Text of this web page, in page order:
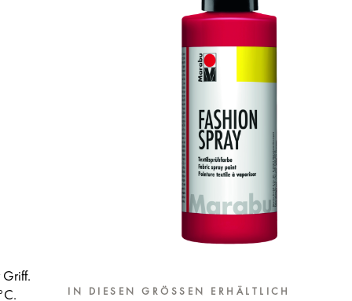
Griff.
IN DIESEN GRÖSSEN ERHÄLTLICH